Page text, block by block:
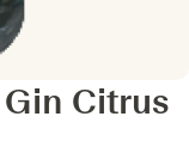
Citrus